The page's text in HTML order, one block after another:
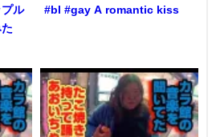
プル
#bl #gay A romantic kiss